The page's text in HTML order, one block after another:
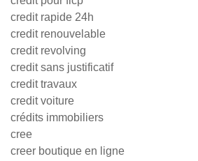
credit rapide 24h
credit renouvelable
credit revolving
credit sans justificatif
credit travaux
credit voiture
crédits immobiliers
cree
creer boutique en ligne